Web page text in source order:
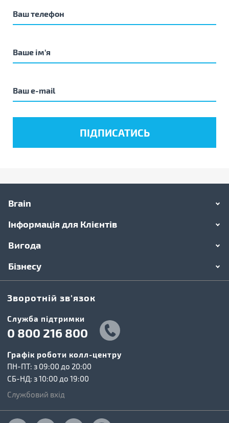
Brain
Інформація для Клієнтів
Вигода
Бізнесу
Зворотній зв'язок
Cлужба підтримки
0 800 216 800
Графік роботи колл-центру
ПН-ПТ: з 09:00 до 20:00
СБ-НД: з 10:00 до 19:00
Службовий вхід